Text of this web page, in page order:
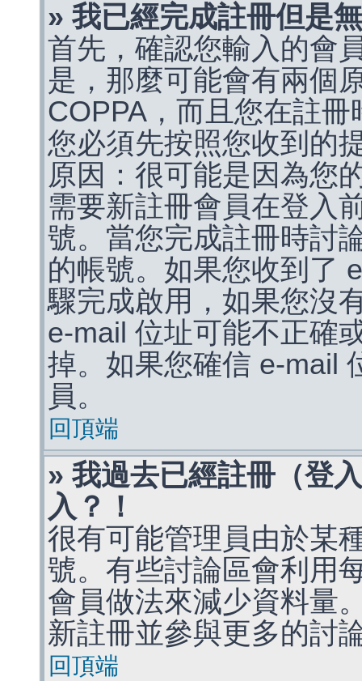
» 我已經完成註冊但是
首先，確認您輸入的會
是，那麼可能會有兩個
COPPA，而且您在註
您必須先按照您收到的
原因：很可能是因為您
需要新註冊會員在登入
號。當您完成註冊時討
的帳號。如果您收到了
驟完成啟用，如果您沒
e-mail 位址可能不正確
掉。如果您確信 e-mail
員。
回頂端
» 我過去已經註冊（登
入？！
很有可能管理員由於某
號。有些討論區會利用
會員做法來減少資料量
新註冊並參與更多的討
回頂端